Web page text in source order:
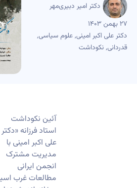
دکتر امیر دبیری‌مهر
۲۷ بهمن ۱۴۰۳
دکتر علی اکبر امینی,علوم سیاسی,
قدردانی,نکوداشت
آئین نکوداشت
استاد فرزانه «دکتر
علی اکبر امینی با
مدیریت مشترک
انجمن ایرانی
مطالعات غرب اسیا